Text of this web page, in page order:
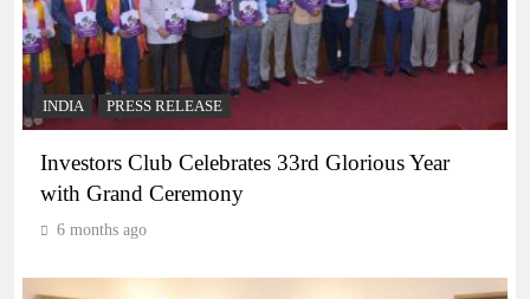
INDIA PRESS RELEASE
Investors Club Celebrates 33rd Glorious Year
with Grand Ceremony
6 months ago